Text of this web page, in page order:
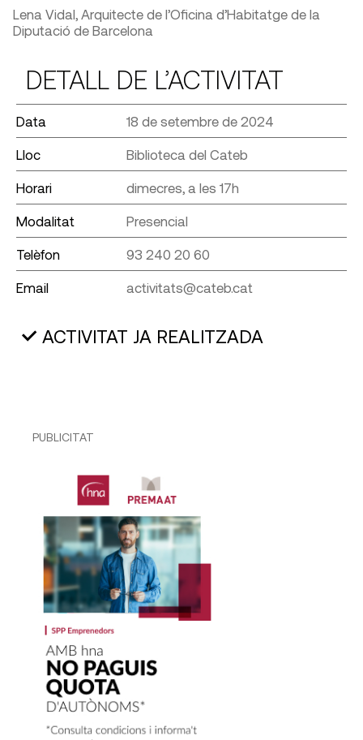
Lena Vidal, Arquitecte de l’Oficina d’Habitatge de la
Diputació de Barcelona
DETALL DE L’ACTIVITAT
Data 18 de setembre de 2024
Lloc Biblioteca del Cateb
Horari dimecres, a les 17h
Modalitat Presencial
Telèfon 93 240 20 60
Email activitats@cateb.cat
ACTIVITAT JA REALITZADA
PUBLICITAT